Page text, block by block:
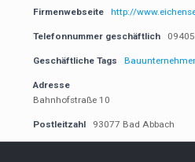
Firmenwebseite http://
Telefonnummer geschäftlich
Geschäftliche Tags
Adresse
Bahnhofstraße 10
Postleitzahl 93077 Bad Abbach